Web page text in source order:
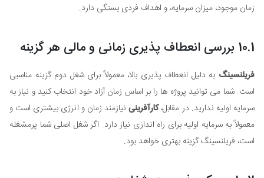
زمان موجود، میزان سرمایه، و اهداف فردی بستگی دارد.
10.1 بررسی انعطاف پذیری زمانی و مالی هر گزینه
فریلنسینگ به دلیل انعطاف پذیری بالا، معمولاً برای شغل دوم گزینه مناسبی
است. شما می توانید پروژه ها را بر اساس زمان آزاد خود انتخاب کنید و نیاز به
سرمایه اولیه ندارید. در مقابل،کارآفرینینیازمند زمان و انرژی بیشتری است و
معمولاً به سرمایه اولیه برای راه اندازی نیاز دارد. اگر شغل اصلی شما پرمشغله
است، فریلنسینگ گزینه بهتری خواهد بود.